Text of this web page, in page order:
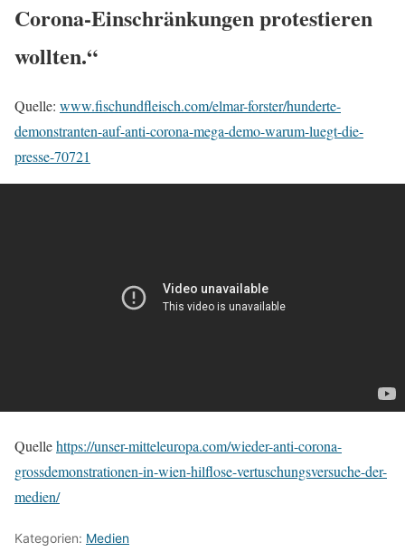
Corona-Einschränkungen protestieren
wollten.“
Quelle: www.fischundfleisch.com/elmar-forster/hunderte-
demonstranten-auf-anti-corona-mega-demo-warum-luegt-die-
presse-70721
Quellehttps://unser-mitteleuropa.com/wieder-anti-corona-
grossdemonstrationen-in-wien-hilflose-vertuschungsversuche-der-
medien/
Kategorien: Medien